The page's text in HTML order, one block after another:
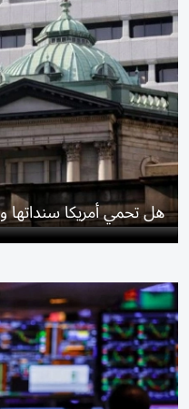
هل تحمي أمريكا سنداتها